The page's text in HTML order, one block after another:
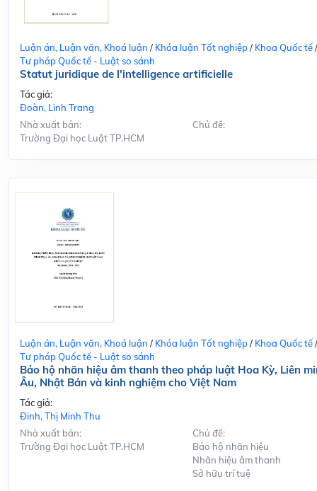
Luận án, Luận văn, Khoá luận / Khóa luận Tốt nghiệp/ Khoa Quốc tế/
Tư pháp Quốc tế - Luật so sánh
Statut juridique de l'intelligence artificielle
Tác giả:
Đoàn, Linh Trang
Nhà xuất bản:
Trường Đại học Luật TP.HCM
Chủ đề:
Luận án, Luận văn, Khoá luận / Khóa luận Tốt nghiệp/ Khoa Quốc tế/
Tư pháp Quốc tế - Luật so sánh
Bảo hộ nhãn hiệu âm thanh theo pháp luật Hoa Kỳ, Liên
Âu, Nhật Bản và kinh nghiệm cho Việt Nam
Tác giả:
Đinh, Thị Minh Thu
Nhà xuất bản:
Trường Đại học Luật TP.HCM
Chủ đề:
Bảo hộ nhãn hiệu
Nhãn hiệu âm thanh
Sở hữu trí tuệ